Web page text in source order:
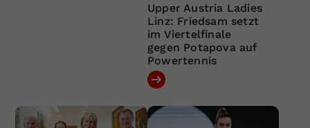
Upper Austria Ladies
Linz: Friedsam setzt
im Viertelfinale
gegen Potapova auf
Powertennis